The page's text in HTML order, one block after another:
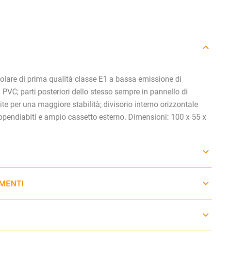
di prima qualità classe E1 a bassa emissione di
parti posteriori dello stesso sempre in pannello di
per una maggiore stabilità; divisorio interno orizzontale
e ampio cassetto esterno. Dimensioni: 100 x 55 x